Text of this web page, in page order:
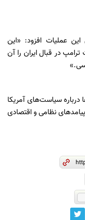
عملیات افزود: «این
در قبال ایران را آن
سیاست‌های آمریکا
پیامدهای نظامی و اقتصادی